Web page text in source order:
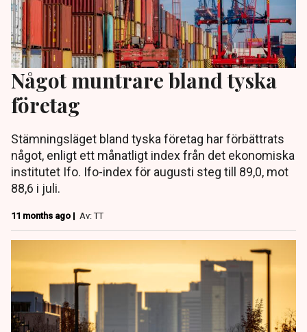
Något muntrare bland tyska
företag
Stämningsläget bland tyska företag har förbättrats
något, enligt ett månatligt index från det ekonomiska
institutet Ifo. Ifo-index för augusti steg till 89,0, mot
88,6 i juli.
11 months ago | Av: TT